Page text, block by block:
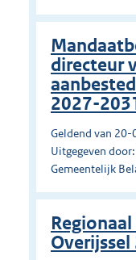
directeur
2027-
Geldend van
Uitgegeven
Gemeentelijk